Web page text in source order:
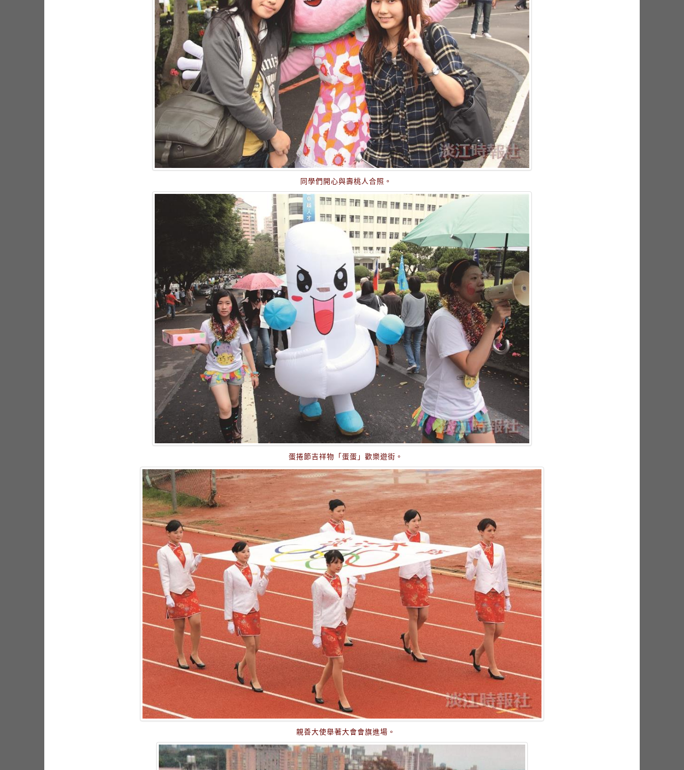
同學們開心與壽桃人合照。
蛋捲節吉祥物「蛋蛋」歡樂遊街。
親善大使舉著大會會旗進場。